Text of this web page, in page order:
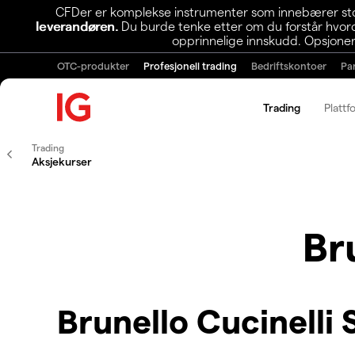
CFDer er komplekse instrumenter som innebærer
leverandøren.Du burde tenke etter om du forstår
opprinnelige innskudd.
OTC-produkter Profesjonell trading Bedriftskontoer
Trading
Trading
Aksjekurser
Brunello Cucinelli